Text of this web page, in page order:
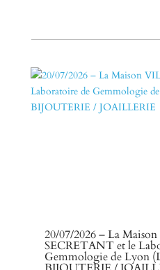
20/07/2026 – La
SECRETANT et le
Gemmologie de Lyon